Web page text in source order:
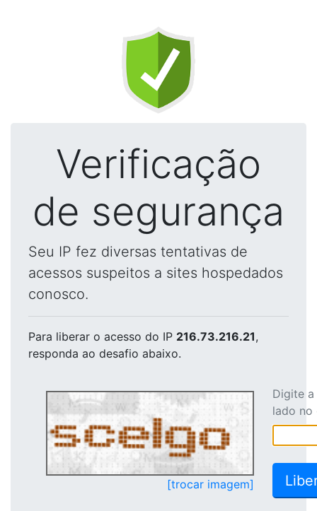
Verificação
de segurança
Seu IP fez diversas tentativas de
acessos suspeitos a sites hospedados
conosco.
Para liberar o acesso do IP 216.73.216.21,
responda ao desafio abaixo.
[trocar imagem]
Digite
lado no